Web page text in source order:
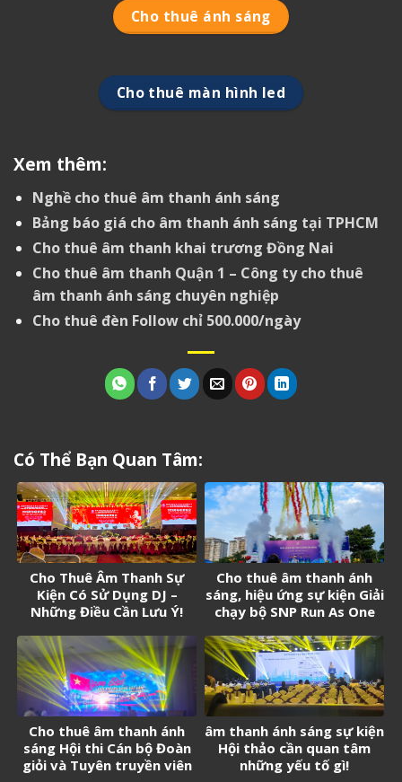
Cho thuê ánh sáng
Cho thuê màn hình led
Xem thêm:
Nghề cho thuê âm thanh ánh sáng
Bảng báo giá cho âm thanh ánh sáng tại TPHCM
Cho thuê âm thanh khai trương Đồng Nai
Cho thuê âm thanh Quận 1 – Công ty cho thuê
âm thanh ánh sáng chuyên nghiệp
Cho thuê đèn Follow chỉ 500.000/ngày
Có Thể Bạn Quan Tâm:
Cho Thuê Âm Thanh Sự
Kiện Có Sử Dụng DJ –
Những Điều Cần Lưu Ý!
Cho thuê âm thanh ánh
sáng, hiệu ứng sự kiện Giải
chạy bộ SNP Run As One
Cho thuê âm thanh ánh
sáng Hội thi Cán bộ Đoàn
giỏi và Tuyên truyền viên
âm thanh ánh sáng sự kiện
Hội thảo cần quan tâm
những yếu tố gì!